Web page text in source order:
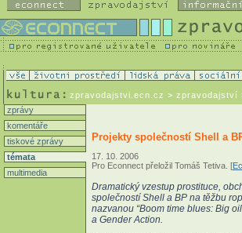
zpravodajstvi.ecn.cz > zpravodajství
zprávy
komentáře
tiskové zprávy
témata
multimedia
Projekty společností Shell a
17. 10. 2006
Pro Econnect přeložil Tomáš Tetiva. [
Dramatický vzestup prostituce,
společností Shell a BP na těžbu
nazvanou “Boom time blues: Big
a Gender Action.